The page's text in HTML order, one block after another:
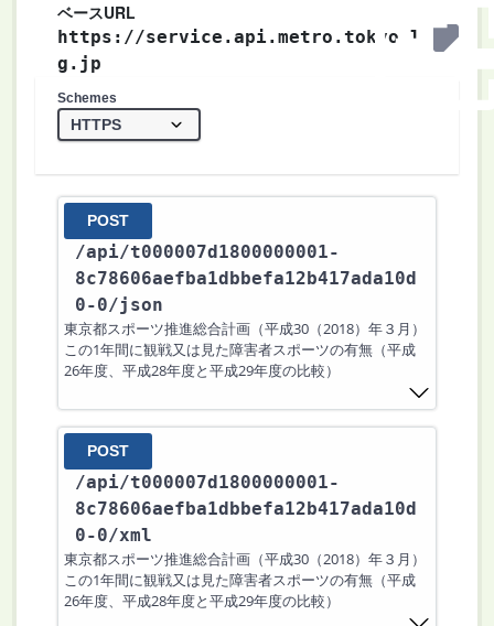
ベースURL
https://service.api.metro.tokyo.l
g.jp
Schemes
POST
/api/t000007d1800000001-
8c78606aefba1dbbefa12b417ada10d
0-0/json
東京都スポーツ推進総合計画（平成30（2018）年３月）
この1年間に観戦又は見た障害者スポーツの有無（平成
26年度、平成28年度と平成29年度の比較）
POST
/api/t000007d1800000001-
8c78606aefba1dbbefa12b417ada10d
0-0/xml
東京都スポーツ推進総合計画（平成30（2018）年３月）
この1年間に観戦又は見た障害者スポーツの有無（平成
26年度、平成28年度と平成29年度の比較）